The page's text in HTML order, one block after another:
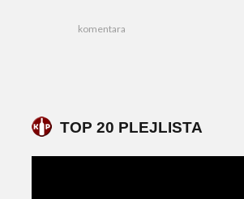
komentara
TOP 20 PLEJLISTA